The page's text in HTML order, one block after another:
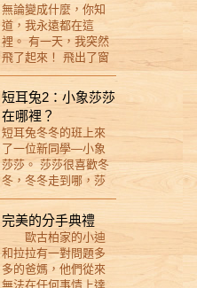
大了，連下床都顯得
吃力； 黃金獵犬「餅
乾」似乎覺得早餐吃
不夠，四處嗅著找食
物； 住在頂樓的米克
斯「奉柱」，主人一
出門就咬起盆栽闖
禍； 而不久前才被收
養的小獵犬「喬
莉」，看來仍對新家
感到陌生。 各自以不
同方式度過時間的
「夢想成真公寓」寵
物犬們， 在主人不在
家的時候，究竟會如
何度過這一天呢？
爺也是最最最不會說
謊的人。 還是，是因
為他們的孫女（就是
我啦）是世界上最最
最會玩捉迷藏的人？
確定的──去爺爺奶奶
家永遠不會無聊！
123我來了！ 在這本
圖畫書中，卡特琳娜
致力於探討孫輩和祖
父母之間的親密關
係。 故事中無論是歡
笑的淚水還是感動的
淚水， 有一點是確定
的──你的眼睛絕對不
會是乾的！
暖， 以及一段奇幻、
不可思議的旅程！ 這
是一隻特別的長頸
鹿， 比你見過的任何
大樓都還要高。 孩子
們都叫他：「晚安長
頸鹿。」 深夜 12
點， 城市變得好安
靜。 月亮高掛夜空，
他準備開始大冒險。
邀請你，一起來歷
險！ ◎「晚安」，是
也是希望的力量。 雖
然只是簡短的兩個
字，卻像夜晚的星星
一樣， 潛藏著的心
意，閃閃發亮。 一天
無論變成什麼，你知
道，我永遠都在這
裡。 有一天，我突然
飛了起來！ 飛出了窗
外， 飛過鄰居家的屋
頂， 飛過每天散步的
公園， 突然，我聽見
了你的聲音…… ★ 插
畫家Minghan H.的作
品的第一本繪本創
作。 Minghan H.用輕
盈的文字、鮮明的色
彩，傳遞了溫暖與幸
福的感覺，表現出了
小狗與主人最真摯的
情感。這是Minghan
H.自己與家中狗兒的
故事，也是世界上的
短耳兔2：小象莎莎
在哪裡？
短耳兔冬冬的班上來
了一位新同學—小象
莎莎。 莎莎很喜歡冬
冬，冬冬走到哪，莎
莎就跟到哪。 但是，
和一頭象當朋友，麻
煩也不少， 像是玩躲
貓貓時總是最先被發
現， 玩翹翹板時總是
被彈飛， 久了，冬冬
完美的分手典禮
歐古柏家的小迪
和拉拉有一對問題多
多的爸媽，他們從來
無法在任何事情上達